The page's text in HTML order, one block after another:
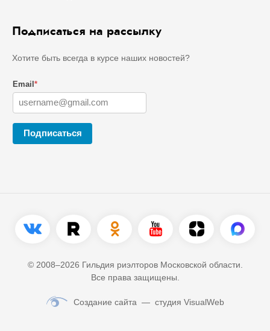
Подписаться на рассылку
Хотите быть всегда в курсе наших новостей?
Email *
Подписаться
© 2008–2026 Гильдия риэлторов Московской области.
Все права защищены.
Создание сайта — студия VisualWeb